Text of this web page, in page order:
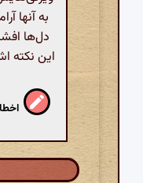
به آنها
دل‌ها
این نکته